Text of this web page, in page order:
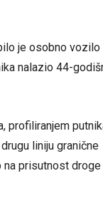
je osobno vozilo
nalazio 44-
profiliranjem
liniju granične
na prisutnost droge